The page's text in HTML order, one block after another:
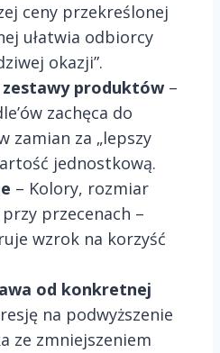
ceny przekreślonej
ułatwia odbiorcy
okazji”.
produktów –
zachęca do
zamian za „lepszy
jednostkową.
– Kolory, rozmiar
przecenach –
wzrok na korzyść
od konkretnej
na podwyższenie
ze zmniejszeniem